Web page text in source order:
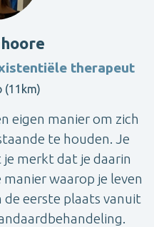
therapeut
(11km)
eigen manier om zich
te houden. Je
merkt dat je daarin
waarop je leven
eerste plaats vanuit